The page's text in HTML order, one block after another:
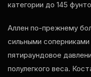
категории до 145
Аллен по-прежнему
сильными соперниками
пятираундовое
полулегкого веса.